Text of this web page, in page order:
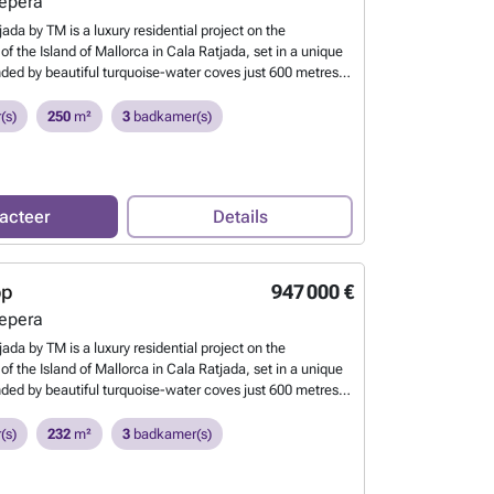
by TM is a luxury residential project on the
the Island of Mallorca in Cala Ratjada, set in a unique
by beautiful turquoise-water coves just 600 metres
needs: Three bedroom, three bathroom semi-
three bedroom, four bathroom semi-detached villas with
areas. All homes include their own parking space and
for electric vehicles as standard. Promotion available
Meer weten?
250m² 3badkamer(s)
Details
947 000 €
by TM is a luxury residential project on the
the Island of Mallorca in Cala Ratjada, set in a unique
by beautiful turquoise-water coves just 600 metres
needs: Three bedroom, three bathroom semi-
three bedroom, four bathroom semi-detached villas with
232m² 3badkamer(s)